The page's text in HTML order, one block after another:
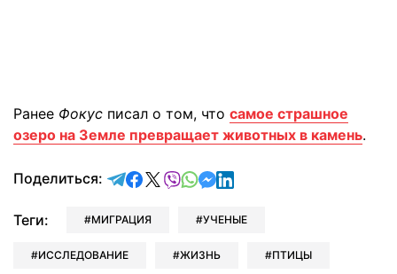
Ранее Фокус писал о том, что самое страшное
озеро на Земле превращает животных в камень.
Поделиться: отправить в Telegram
поделиться в Facebook
поделиться в X
отправить в Viber
отправить в Whatsapp
отправить в Messenger
отправить в LinkedIn
Теги: МИГРАЦИЯ УЧЕНЫЕ
ИССЛЕДОВАНИЕ ЖИЗНЬ ПТИЦЫ